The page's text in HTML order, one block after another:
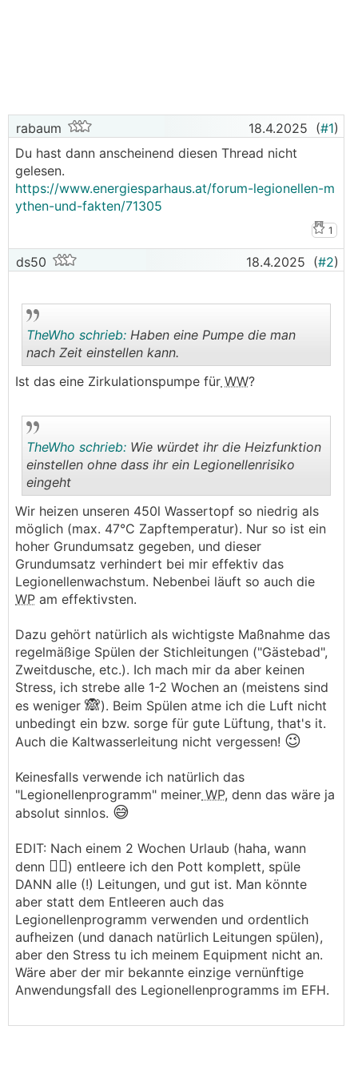
rabaum 18.4.2025 (#1)
Du hast dann anscheinend diesen Thread nicht
gelesen.
https://www.energiesparhaus.at/forum-legionellen-m
ythen-und-fakten/71305
1
ds50 18.4.2025 (#2)
TheWho schrieb: Haben eine Pumpe die man
nach Zeit einstellen kann.
Ist das eine Zirkulationspumpe für WW?
. .
TheWho schrieb: Wie würdet ihr die Heizfunktion
einstellen ohne dass ihr ein Legionellenrisiko
eingeht
Wir heizen unseren 450l Wassertopf so niedrig als
möglich (max. 47°C Zapftemperatur). Nur so ist ein
hoher Grundumsatz gegeben, und dieser
Grundumsatz verhindert bei mir effektiv das
Legionellenwachstum. Nebenbei läuft so auch die
WP am effektivsten.
Dazu gehört natürlich als wichtigste Maßnahme das
regelmäßige Spülen der Stichleitungen ("Gästebad",
Zweitdusche, etc.). Ich mach mir da aber keinen
Stress, ich strebe alle 1-2 Wochen an (meistens sind
es weniger 🙈). Beim Spülen atme ich die Luft nicht
unbedingt ein bzw. sorge für gute Lüftung, that's it.
Auch die Kaltwasserleitung nicht vergessen! 😉
Keinesfalls verwende ich natürlich das
"Legionellenprogramm" meiner WP, denn das wäre ja
absolut sinnlos. 😅
EDIT: Nach einem 2 Wochen Urlaub (haha, wann
denn 🤦‍♂️) entleere ich den Pott komplett, spüle
DANN alle (!) Leitungen, und gut ist. Man könnte
aber statt dem Entleeren auch das
Legionellenprogramm verwenden und ordentlich
aufheizen (und danach natürlich Leitungen spülen),
aber den Stress tu ich meinem Equipment nicht an.
Wäre aber der mir bekannte einzige vernünftige
Anwendungsfall des Legionellenprogramms im EFH.